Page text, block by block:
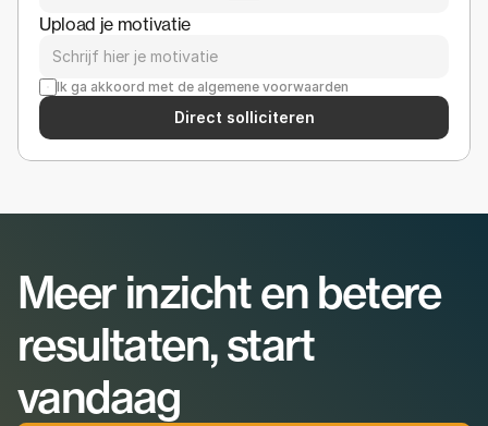
Upload je motivatie
Ik ga akkoord met de algemene voorwaarden
Direct solliciteren
Meer inzicht en betere
resultaten, start
vandaag